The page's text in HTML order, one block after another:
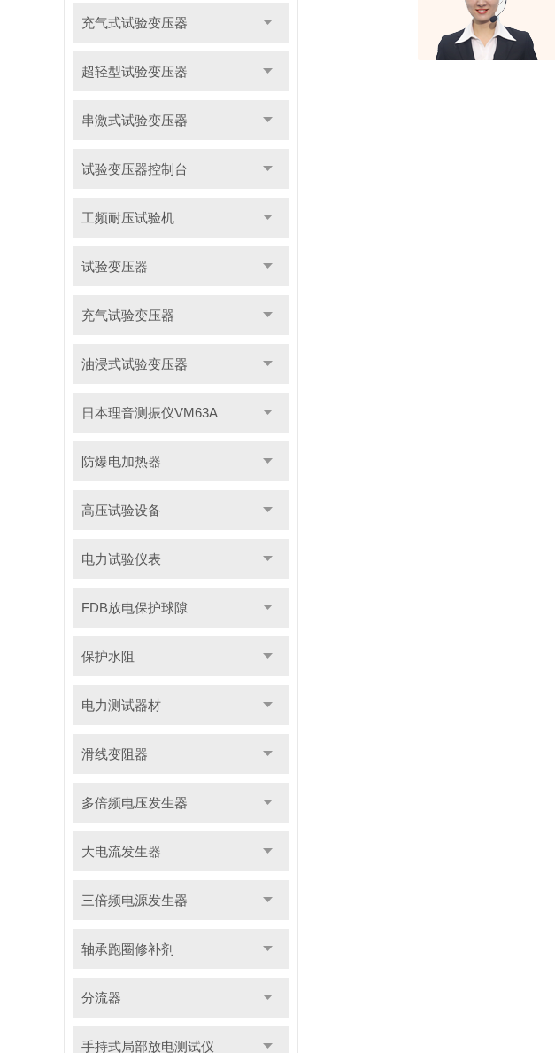
充气式试验变压器
超轻型试验变压器
串激式试验变压器
试验变压器控制台
工频耐压试验机
试验变压器
充气试验变压器
油浸式试验变压器
日本理音测振仪VM63A
防爆电加热器
高压试验设备
电力试验仪表
FDB放电保护球隙
保护水阻
电力测试器材
滑线变阻器
多倍频电压发生器
大电流发生器
三倍频电源发生器
轴承跑圈修补剂
分流器
手持式局部放电测试仪